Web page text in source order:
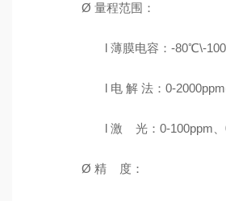
Ø 量程范围：
l 薄膜电容： -80℃\-100
l 电 解 法： 0-2000ppm
l 激 光： 0-100ppm
Ø 精 度：